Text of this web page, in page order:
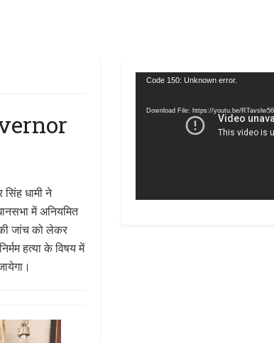
धामी ने
में अनियमित
की जांच को लेकर
हत्या के विषय में
Video
Code 150: Unknown error.
Download File: https://youtu.be/